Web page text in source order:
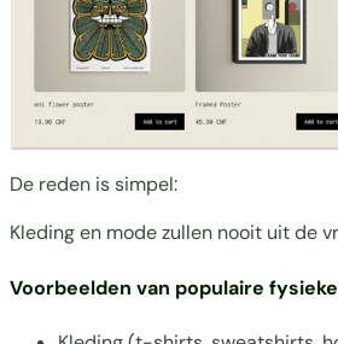
De reden is simpel:
Kleding en mode zullen nooit uit de
Voorbeelden van populaire